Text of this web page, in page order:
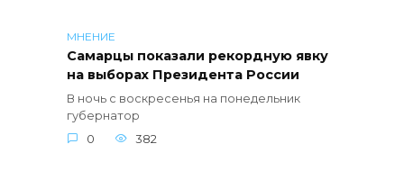
МНЕНИЕ
Самарцы показали рекордную явку
на выборах Президента России
В ночь с воскресенья на понедельник
губернатор
0
382